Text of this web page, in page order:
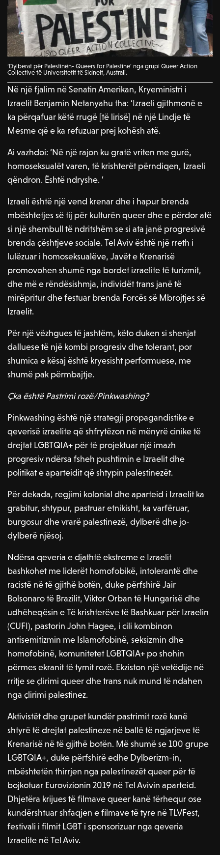
‘Dylberat për Palestinën- Queers for Palestine’ nga grupi Queer Action
Collective të Universitetit të Sidneit, Australi.
Në një fjalim në Senatin Amerikan, Kryeministri i
Izraelit Benjamin Netanyahu tha: ‘Izraeli gjithmonë e
ka përqafuar këtë rrugë [të lirisë] në një Lindje të
Mesme që e ka refuzuar prej kohësh atë.
Ai vazhdoi: ‘Në një rajon ku gratë vriten me gurë,
homoseksualët varen, të krishterët përndiqen, Izraeli
qëndron. Është ndryshe. ’
Izraeli është një vend krenar dhe i hapur brenda
mbështetjes së tij për kulturën queer dhe e përdor atë
si një shembull të ndritshëm se si ata janë progresivë
brenda çështjeve sociale. Tel Aviv është një rreth i
lulëzuar i homoseksualëve, Javët e Krenarisë
promovohen shumë nga bordet izraelite të turizmit,
dhe më e rëndësishmja, individët trans janë të
mirëpritur dhe festuar brenda Forcës së Mbrojtjes së
Izraelit.
Për një vëzhgues të jashtëm, këto duken si shenjat
dalluese të një kombi progresiv dhe tolerant, por
shumica e kësaj është kryesisht performuese, me
shumë pak përmbajtje.
Çka është Pastrimi rozë/Pinkwashing?
Pinkwashing është një strategji propagandistike e
qeverisë izraelite që shfrytëzon në mënyrë cinike të
drejtat LGBTQIA+ për të projektuar një imazh
progresiv ndërsa fsheh pushtimin e Izraelit dhe
politikat e aparteidit që shtypin palestinezët.
Për dekada, regjimi kolonial dhe aparteid i Izraelit ka
grabitur, shtypur, pastruar etnikisht, ka varfëruar,
burgosur dhe vrarë palestinezë, dylberë dhe jo-
dylberë njësoj.
Ndërsa qeveria e djathtë ekstreme e Izraelit
bashkohet me liderët homofobikë, intolerantë dhe
racistë në të gjithë botën, duke përfshirë Jair
Bolsonaro të Brazilit, Viktor Orban të Hungarisë dhe
udhëheqësin e Të krishterëve të Bashkuar për Izraelin
(CUFI), pastorin John Hagee, i cili kombinon
antisemitizmin me Islamofobinë, seksizmin dhe
homofobinë, komunitetet LGBTQIA+ po shohin
përmes ekranit të tymit rozë. Ekziston një vetëdije në
rritje se çlirimi queer dhe trans nuk mund të ndahen
nga çlirimi palestinez.
Aktivistët dhe grupet kundër pastrimit rozë kanë
shtyrë të drejtat palestineze në ballë të ngjarjeve të
Krenarisë në të gjithë botën. Më shumë se 100 grupe
LGBTQIA+, duke përfshirë edhe Dylberizm-in,
mbështetën thirrjen nga palestinezët queer për të
bojkotuar Eurovizionin 2019 në Tel Avivin aparteid.
Dhjetëra krijues të filmave queer kanë tërhequr ose
kundërshtuar shfaqjen e filmave të tyre në TLVFest,
festivali i filmit LGBT i sponsorizuar nga qeveria
Izraelite në Tel Aviv.